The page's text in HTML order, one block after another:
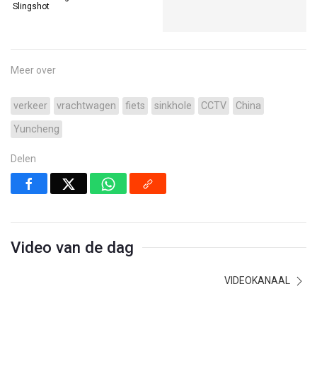
Slingshot
Meer over
verkeer vrachtwagen fiets sinkhole CCTV
China
Yuncheng
Delen
Video van de dag
VIDEOKANAAL